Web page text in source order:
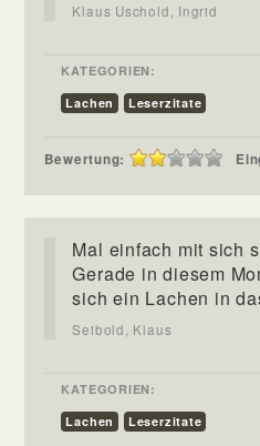
Klaus Uschold, Ingrid
KATEGORIEN:
Lachen
Leserzitate
Bewertung:
Mal einfach mit sich
Gerade in diesem
sich ein Lachen in
Seibold, Klaus
KATEGORIEN:
Lachen
Leserzitate